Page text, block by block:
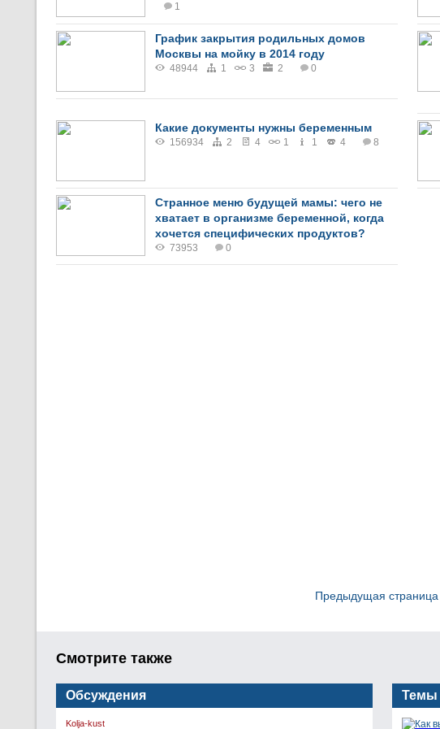
1
График закрытия родильных домов
Москвы на мойку в 2014 году
48944 1 3 2 0
Какие документы нужны беременным
156934 2 4 1 1 4 8
Странное меню будущей мамы: чего не
хватает в организме беременной, когда
хочется специфических продуктов?
73953 0
Предыдущая
Смотрите также
Обсуждения
Kolja-kust
Темы